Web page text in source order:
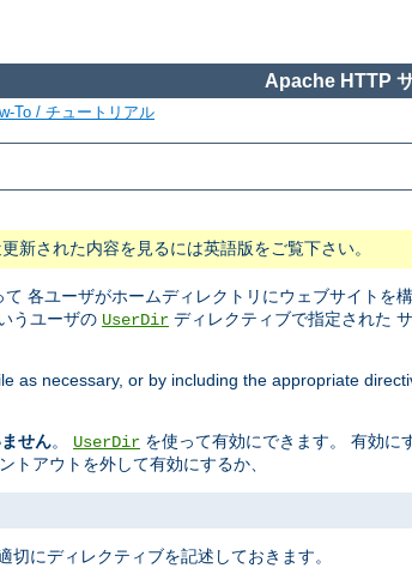
Apache HTTP
To / チュートリアル
新された内容を見るには英語版をご覧下さい。
各ユーザがホームディレクトリにウェブサイトを
うユーザの UserDir ディレクティブで指定された
as necessary, or by including the appropriate
せん。 UserDir を使って有効にできます。 有効に
トアウトを外して有効にするか、
切にディレクティブを記述しておきます。